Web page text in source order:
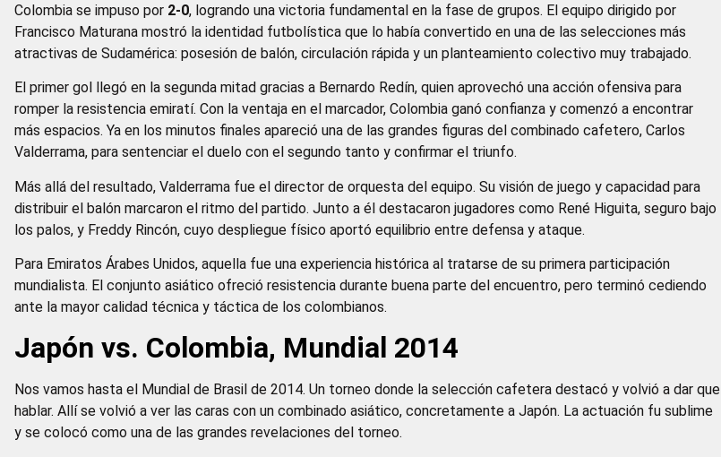
Colombia se impuso por 2-0, logrando una victoria fundamental en la fase de grupos. El equipo dirigido por
Francisco Maturana mostró la identidad futbolística que lo había convertido en una de las selecciones más
atractivas de Sudamérica: posesión de balón, circulación rápida y un planteamiento colectivo muy trabajado.
El primer gol llegó en la segunda mitad gracias a Bernardo Redín, quien aprovechó una acción ofensiva para
romper la resistencia emiratí. Con la ventaja en el marcador, Colombia ganó confianza y comenzó a encontrar
más espacios. Ya en los minutos finales apareció una de las grandes figuras del combinado cafetero, Carlos
Valderrama, para sentenciar el duelo con el segundo tanto y confirmar el triunfo.
Más allá del resultado, Valderrama fue el director de orquesta del equipo. Su visión de juego y capacidad para
distribuir el balón marcaron el ritmo del partido. Junto a él destacaron jugadores como René Higuita, seguro bajo
los palos, y Freddy Rincón, cuyo despliegue físico aportó equilibrio entre defensa y ataque.
Para Emiratos Árabes Unidos, aquella fue una experiencia histórica al tratarse de su primera participación
mundialista. El conjunto asiático ofreció resistencia durante buena parte del encuentro, pero terminó cediendo
ante la mayor calidad técnica y táctica de los colombianos.
Japón vs. Colombia, Mundial 2014
Nos vamos hasta el Mundial de Brasil de 2014. Un torneo donde la selección cafetera destacó y volvió a dar que
hablar. Allí se volvió a ver las caras con un combinado asiático, concretamente a Japón. La actuación fu sublime
y se colocó como una de las grandes revelaciones del torneo.